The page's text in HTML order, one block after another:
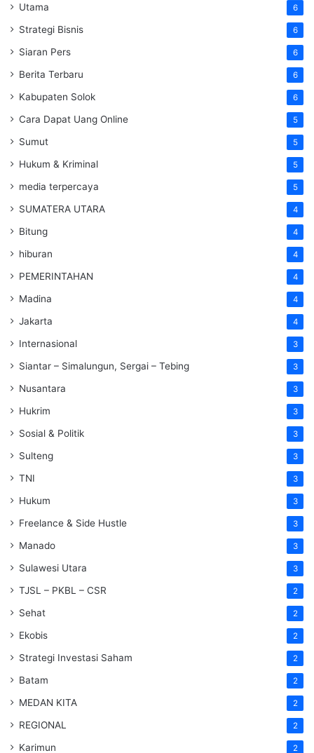
Utama 6
Strategi Bisnis 6
Siaran Pers 6
Berita Terbaru 6
Kabupaten Solok 6
Cara Dapat Uang Online 5
Sumut 5
Hukum & Kriminal 5
media terpercaya 5
SUMATERA UTARA 4
Bitung 4
hiburan 4
PEMERINTAHAN 4
Madina 4
Jakarta 4
Internasional 3
Siantar – Simalungun, Sergai – Tebing 3
Nusantara 3
Hukrim 3
Sosial & Politik 3
Sulteng 3
TNI 3
Hukum 3
Freelance & Side Hustle 3
Manado 3
Sulawesi Utara 3
TJSL – PKBL – CSR 2
Sehat 2
Ekobis 2
Strategi Investasi Saham 2
Batam 2
MEDAN KITA 2
REGIONAL 2
Karimun 2